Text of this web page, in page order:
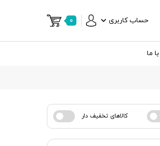
حساب کاربری ۰
ما
کالاهای تخفیف دار